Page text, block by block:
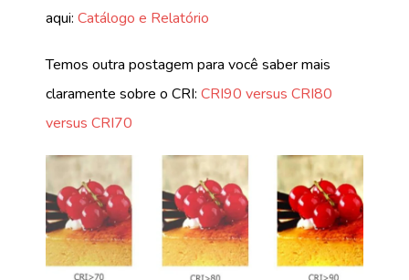
aqui: Catálogo e Relatório
Temos outra postagem para você saber mais
claramente sobre o CRI: CRI90 versus CRI80
versus CRI70